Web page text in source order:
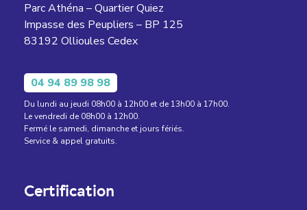
Parc Athéna – Quartier Quiez
Impasse des Peupliers – BP 125
83192 Ollioules Cedex
04 94 89 98 98
Du lundi au jeudi 08h00 à 12h00 et de 13h00 à 17h00.
Le vendredi de 08h00 à 12h00.
Fermé le samedi, dimanche et jours fériés.
Service & appel gratuits.
Certification